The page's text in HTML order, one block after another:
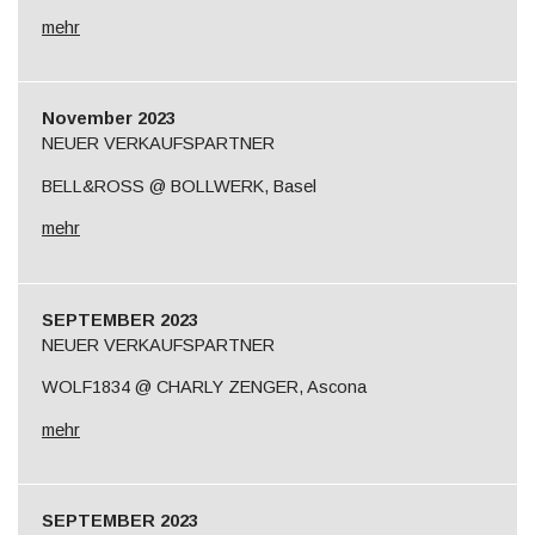
mehr
November 2023
NEUER VERKAUFSPARTNER
BELL&ROSS @ BOLLWERK, Basel
mehr
SEPTEMBER 2023
NEUER VERKAUFSPARTNER
WOLF1834 @ CHARLY ZENGER, Ascona
mehr
SEPTEMBER 2023